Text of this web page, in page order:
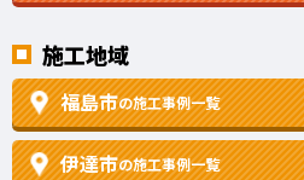
施工地域
福島市の施工事例一覧
伊達市の施工事例一覧